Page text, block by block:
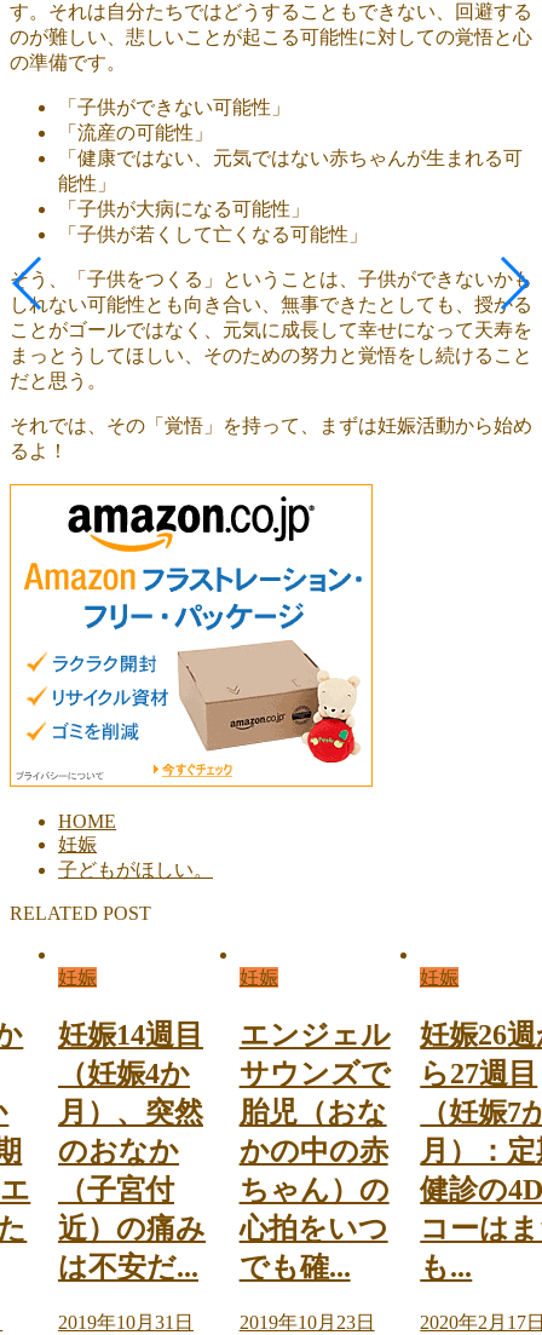
す。それは自分たちではどうすることもできない、回避する
のが難しい、悲しいことが起こる可能性に対しての覚悟と心
の準備です。
「子供ができない可能性」
「流産の可能性」
「健康ではない、元気ではない赤ちゃんが生まれる可
能性」
「子供が大病になる可能性」
「子供が若くして亡くなる可能性」
そう、「子供をつくる」ということは、子供ができないかも
しれない可能性とも向き合い、無事できたとしても、授かる
ことがゴールではなく、元気に成長して幸せになって天寿を
まっとうしてほしい、そのための努力と覚悟をし続けること
だと思う。
それでは、その「覚悟」を持って、まずは妊娠活動から始め
るよ！
HOME
妊娠
子どもがほしい。
RELATED POST
妊娠
妊娠14週目
（妊娠4か
月）、突然
のおなか
（子宮付
近）の痛み
は不安だ...
2019年10月31日
妊娠
エンジェル
サウンズで
胎児（おな
かの中の赤
ちゃん）の
心拍をいつ
でも確...
2019年10月23日
妊娠
妊娠26
ら27週目
（妊娠7
月）：
健診の
コーは
も...
2020年2月17